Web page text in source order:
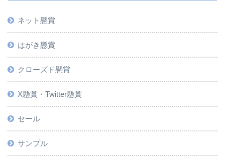
ネット懸賞
はがき懸賞
クローズド懸賞
X懸賞・Twitter懸賞
セール
サンプル